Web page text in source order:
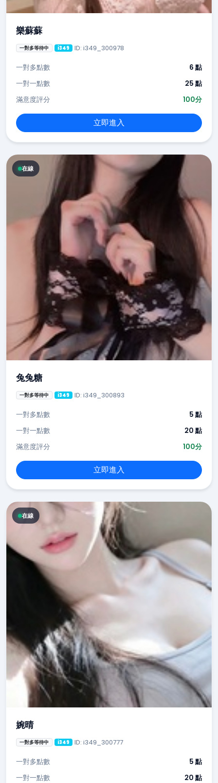
樂蘇蘇
一對多等待中 i349 ID: i349_300978
一對多點數
6 點
一對一點數
25 點
滿意度評分
100分
立即進入
在線
兔兔糖
一對多等待中 i349 ID: i349_300893
一對多點數
5 點
一對一點數
20 點
滿意度評分
100分
立即進入
在線
婉晴
一對多等待中 i349 ID: i349_300777
一對多點數
5 點
一對一點數
20 點